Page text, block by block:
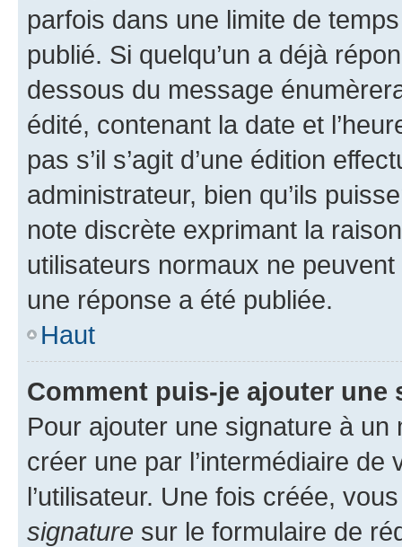
parfois dans une limite de
publié. Si quelqu’un a déjà
dessous du message
édité, contenant la date et
pas s’il s’agit d’une édition
administrateur, bien qu’ils
note discrète exprimant la
utilisateurs normaux ne
une réponse a été publiée.
Haut
Comment puis-je ajouter une
Pour ajouter une signature à un
créer une par l’intermédiaire
l’utilisateur. Une fois créée,
signature sur le formulaire de